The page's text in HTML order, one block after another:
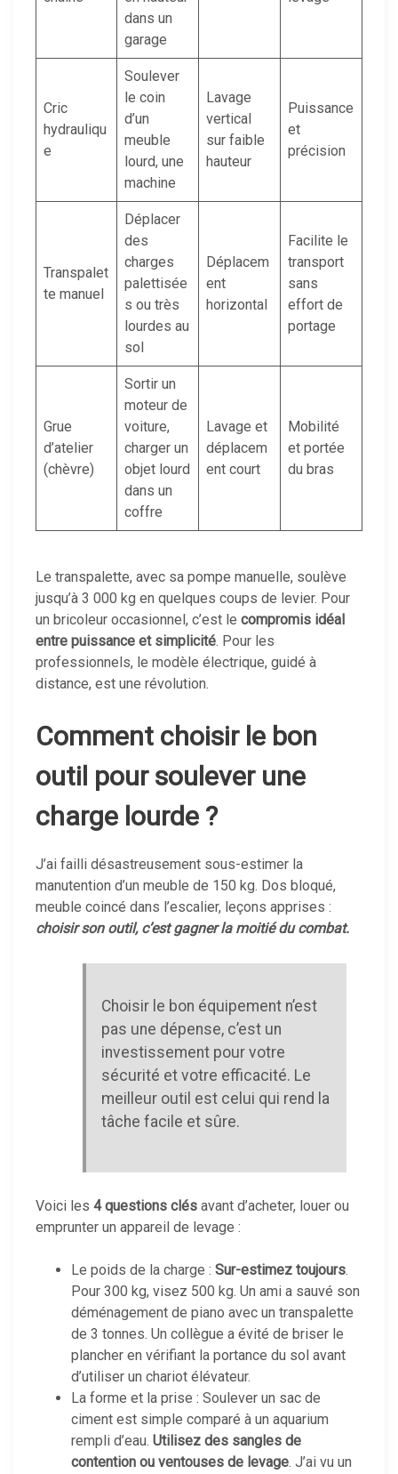
dans un
garage
Cric
hydrauliqu
e
Soulever
le coin
d’un
meuble
lourd, une
machine
Lavage
vertical
sur faible
hauteur
Puissance
et
précision
Transpalet
te manuel
Déplacer
des
charges
palettisée
s ou très
lourdes au
sol
Déplacem
ent
horizontal
Facilite le
transport
sans
effort de
portage
Grue
d’atelier
(chèvre)
Sortir un
moteur de
voiture,
charger un
objet lourd
dans un
coffre
Lavage et
déplacem
ent court
Mobilité
et portée
du bras
Le transpalette, avec sa pompe manuelle, soulève
jusqu’à 3 000 kg en quelques coups de levier. Pour
un bricoleur occasionnel, c’est le compromis idéal
entre puissance et simplicité. Pour les
professionnels, le modèle électrique, guidé à
distance, est une révolution.
Comment choisir le bon
outil pour soulever une
charge lourde ?
J’ai failli désastreusement sous-estimer la
manutention d’un meuble de 150 kg. Dos bloqué,
meuble coincé dans l’escalier, leçons apprises :
choisir son outil, c’est gagner la moitié du combat.
Choisir le bon équipement n’est
pas une dépense, c’est un
investissement pour votre
sécurité et votre efficacité. Le
meilleur outil est celui qui rend la
tâche facile et sûre.
Voici les 4 questions clés avant d’acheter, louer ou
emprunter un appareil de levage :
Le poids de la charge : Sur-estimez toujours.
Pour 300 kg, visez 500 kg. Un ami a sauvé son
déménagement de piano avec un transpalette
de 3 tonnes. Un collègue a évité de briser le
plancher en vérifiant la portance du sol avant
d’utiliser un chariot élévateur.
La forme et la prise : Soulever un sac de
ciment est simple comparé à un aquarium
rempli d’eau. Utilisez des sangles de
contention ou ventouses de levage. J’ai vu un